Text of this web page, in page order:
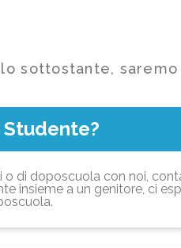
sottostante,
Studente?
di doposcuola con noi,
insieme a un genitore, ci